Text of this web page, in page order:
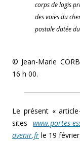
corps de logis
des voies du
postale datée
© Jean-Marie
16 h 00.
Le présent «
siteswww.portes-
avenir.fr le 19